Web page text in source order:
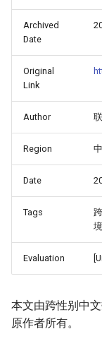
Archived
Date
Original
Link
Author
Region
Date
Tags
Evaluation
本文由跨性别中
原作者所有。